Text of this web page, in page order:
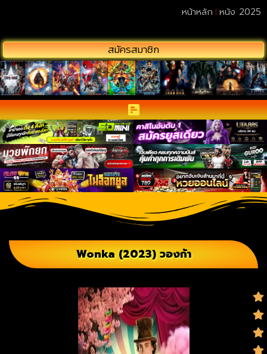
สมัครสมาชิก
หน้าหลัก หนัง 2025
Wonka (2023) วองก้า